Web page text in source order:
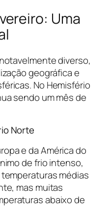
Uma
diverso,
geográfica e
No Hemisfério
sendo um mês de
Norte
e da América do
de frio intenso,
médias
mas muitas
abaixo de